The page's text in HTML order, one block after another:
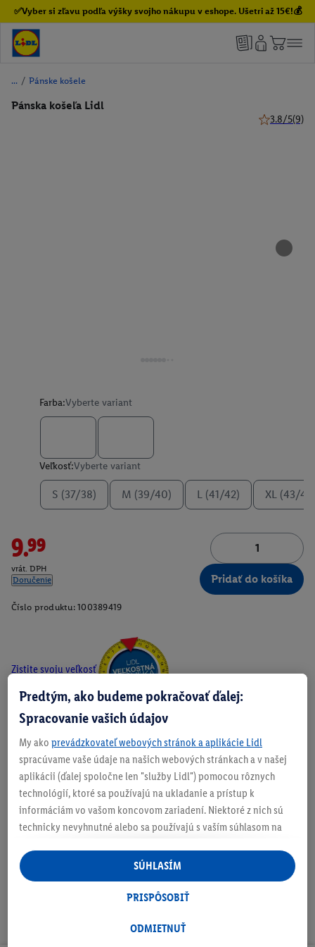
✅Vyber si zľavu podľa výšky svojho nákupu v eshope. Ušetri až 15€!💰
/ Pánske košele
Pánska košeľa Lidl
3.8/5(9)
Farba:Vyberte variant
Veľkosť:Vyberte variant
S (37/38) M (39/40) L (41/42) XL (43/
9.99
vrát. DPH
Doručenie
Pridať do košíka
Číslo produktu: 100389419
Zistite svoju veľkosť
O produkte
Podrobnosti o bezpečnosti produktu
Predtým, ako budeme pokračovať ďalej:
Spracovanie vašich údajov
My ako prevádzkovateľ webových stránok a aplikácie Lidl
spracúvame vaše údaje na našich webových stránkach a v našej
aplikácii (ďalej spoločne len "služby Lidl") pomocou rôznych
technológií, ktoré sa používajú na ukladanie a prístup k
informáciám vo vašom koncovom zariadení. Niektoré z nich sú
technicky nevyhnutné alebo sa používajú s vaším súhlasom na
personalizovanú reklamu v rámci služieb Lidl aj mimo nich. Ak
ste účastníkom programu Lidl Plus, na tieto účely sa spracúvajú
aj údaje z vášho nákupného správania v obchode.
následne si vytvoríte účet Lidl Plus alebo sa prihlásite do svojho
ODMIETNUŤ
PRISPÔSOBIŤ
SÚHLASÍM